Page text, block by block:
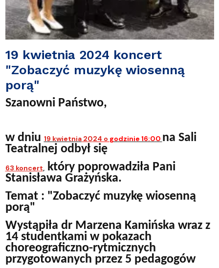
19 kwietnia 2024 koncert
"Zobaczyć muzykę wiosenną
porą"
Szanowni Państwo,
w dniu 19 kwietnia2024 o godzinie 16:00 na Sali
Teatralnej odbył się
63 koncertktóry poprowadziła Pani
Stanisława Grażyńska.
Temat : "Zobaczyć muzykę wiosenną
porą"
Wystąpiła dr Marzena Kamińska wraz z
14 studentkami w pokazach
choreograficzno-rytmicznych
przygotowanych przez 5 pedagogów